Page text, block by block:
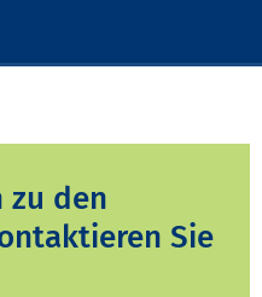
zu den
Sie